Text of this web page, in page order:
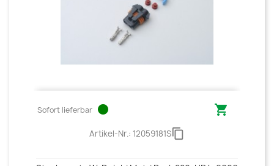
Sofort lieferbar circle 
Artikel-Nr.: 12059181Scontent_copy